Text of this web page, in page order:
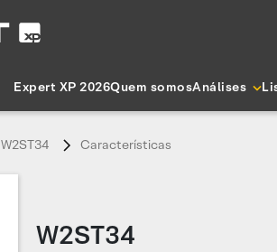
Expert XP 2026Quem somosAnálises
W2ST34 Características
W2ST34